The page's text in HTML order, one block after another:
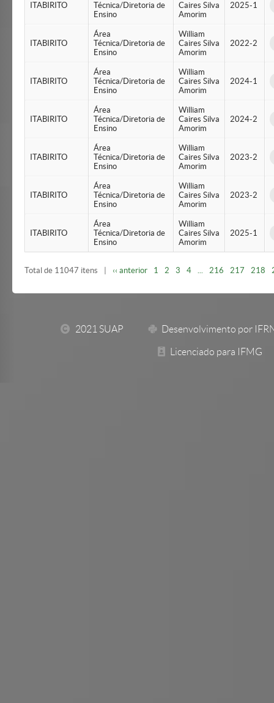
ITABIRITO
Técnica/Diretoria de
Ensino
Caires Silva
Amorim
2025-1
ITABIRITO
Área
Técnica/Diretoria de
Ensino
William
Caires Silva
Amorim
2022-2
ITABIRITO
Área
Técnica/Diretoria de
Ensino
William
Caires Silva
Amorim
2024-1
ITABIRITO
Área
Técnica/Diretoria de
Ensino
William
Caires Silva
Amorim
2024-2
ITABIRITO
Área
Técnica/Diretoria de
Ensino
William
Caires Silva
Amorim
2023-2
ITABIRITO
Área
Técnica/Diretoria de
Ensino
William
Caires Silva
Amorim
2023-2
ITABIRITO
Área
Técnica/Diretoria de
Ensino
William
Caires Silva
Amorim
2025-1
Total de 11047 itens ‹‹ anterior 1 2 3 4 ... 216 217 218
2021 SUAP Desenvolvimento por
Licenciado para IFMG